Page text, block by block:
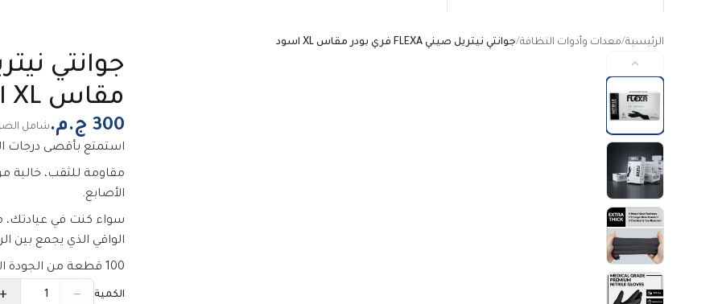
الرئيسية/معدات وأدوات النظافة/جوانتي نيتريل صيني FLEXA فري بودر مقاس XL اسود
مقاس XL اسود
شامل
استمتع بأقصى درجات
مقاومة للثقب، خالية
الأصابع.
سواء كنت في عيادتك،
الواقي الذي يجمع بين
100 قطعة من الجودة المعتمدة دولياً.
الكمية −
+